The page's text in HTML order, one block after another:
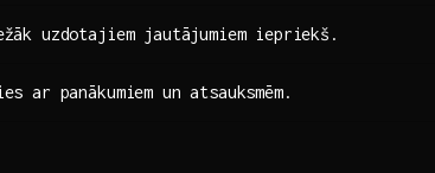
uzdotajiem jautājumiem iepriekš.
ar panākumiem​ un atsauksmēm.